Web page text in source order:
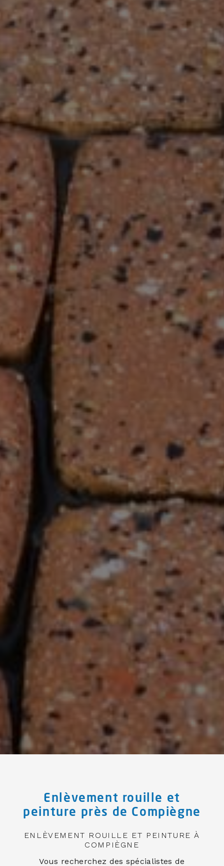
Enlèvement rouille et
peinture près de Compiègne
ENLÈVEMENT ROUILLE ET PEINTURE À
COMPIÈGNE
Vous recherchez des spécialistes de